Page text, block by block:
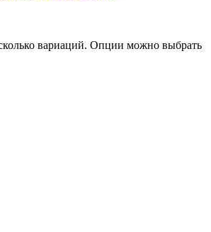
вариаций. Опции можно выбрать